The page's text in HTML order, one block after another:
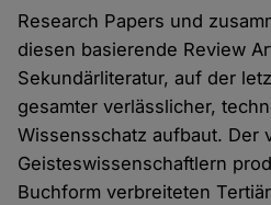
Research Papers und
diesen basierende Review
Sekundärliteratur, auf der
gesamter verlässlicher,
Wissensschatz aufbaut. Der
Geisteswissenschaftlern
Buchform verbreiteten